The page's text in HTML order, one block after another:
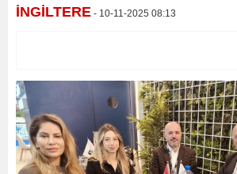
İNGİLTERE - 10-11-2025 08:13